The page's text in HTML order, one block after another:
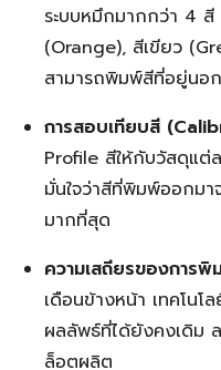
ระบบหมึกมากกว่า 4 สี
(Orange), สีเขียว
สามารถพิมพ์สีที่อยู่นอ
การสอบเทียบสี
Profile สีให้กับวัสดุแต่
มั่นใจว่าสีที่พิมพ์ออกม
มากที่สุด
ความเสถียรของการพิ
เดือนข้างหน้า เทคโนโ
ผลลัพธ์ที่ได้ยังคงเดิม
ล็อตผลิต